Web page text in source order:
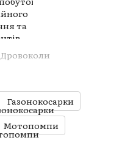
Дровоколи
Газонокосарки
Мотопомпи